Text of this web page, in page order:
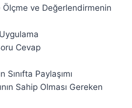
ve Değerlendirmenin
Cevap
Sınıfta Paylaşımı
Sahip Olması Gereken